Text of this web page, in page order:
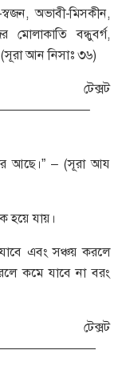
অভাবী-মিসকীন,
মোলাকাতি বন্ধুবর্গ,
(সূরা আন নিসাঃ ৩৬)
আছে।” – (সূরা আয
হয়ে যায়।
এবং সঞ্চয় করলে
কমে যাবে না বরং